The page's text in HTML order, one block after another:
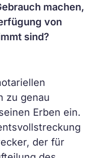
machen,
von
sind?
zu genau
Erben ein.
der für